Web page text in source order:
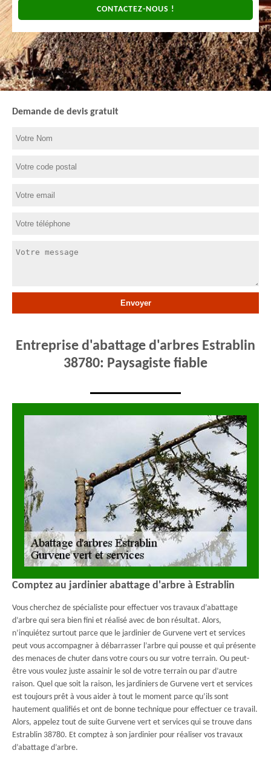
CONTACTEZ-NOUS !
Demande de devis gratuit
Entreprise d'abattage d'arbres Estrablin
38780: Paysagiste fiable
Comptez au jardinier abattage d'arbre à Estrablin
Vous cherchez de spécialiste pour effectuer vos travaux d’abattage
d’arbre qui sera bien fini et réalisé avec de bon résultat. Alors,
n’inquiétez surtout parce que le jardinier de Gurvene vert et services
peut vous accompagner à débarrasser l’arbre qui pousse et qui présente
des menaces de chuter dans votre cours ou sur votre terrain. Ou peut-
être vous voulez juste assainir le sol de votre terrain ou par d’autre
raison. Quel que soit la raison, les jardiniers de Gurvene vert et services
est toujours prêt à vous aider à tout le moment parce qu’ils sont
hautement qualifiés et ont de bonne technique pour effectuer ce travail.
Alors, appelez tout de suite Gurvene vert et services qui se trouve dans
Estrablin 38780. Et comptez à son jardinier pour réaliser vos travaux
d’abattage d’arbre.